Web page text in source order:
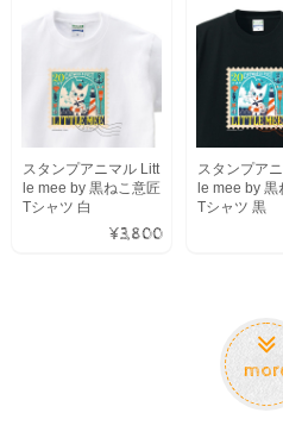
スタンプアニマル Litt
le mee by 黒ねこ意匠
Tシャツ 白
¥3,800
スタンプア
le mee by 黒
Tシャツ 黒